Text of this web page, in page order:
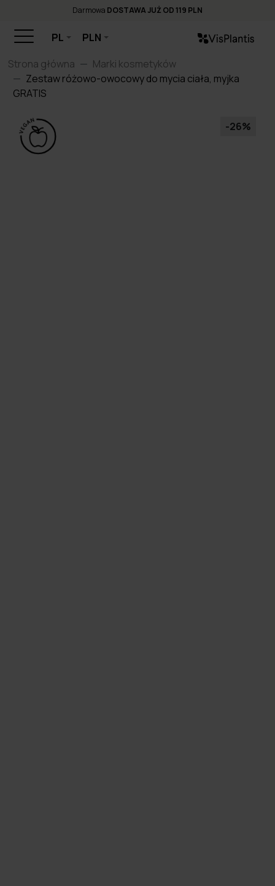
Darmowa DOSTAWA JUŻ OD 119 PLN
PL
PLN
Strona główna
Marki kosmetyków
Zestaw różowo-owocowy do mycia ciała, myjka
GRATIS
-26%